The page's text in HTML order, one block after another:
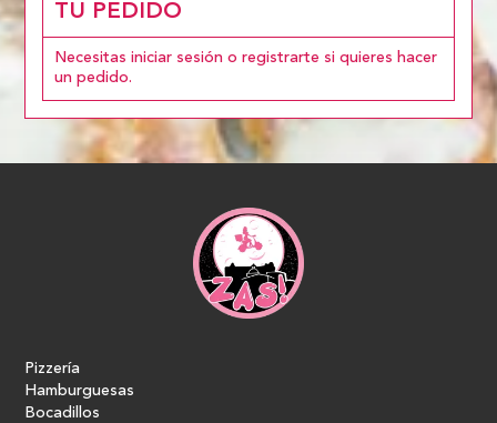
TU PEDIDO
Necesitas iniciar sesión o registrarte si quieres hacer
un pedido.
Pizzería
Hamburguesas
Bocadillos